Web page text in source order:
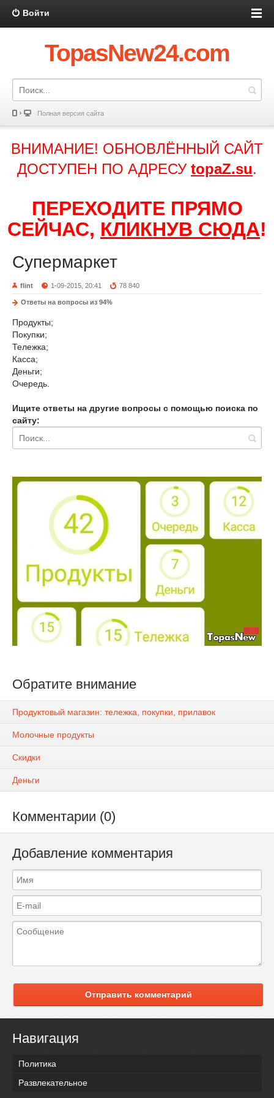
Войти
TopasNew24.com
Полная версия сайта
ВНИМАНИЕ! ОБНОВЛЁННЫЙ САЙТ
ДОСТУПЕН ПО АДРЕСУ topaZ.su.
ПЕРЕХОДИТЕ ПРЯМО
СЕЙЧАС, КЛИКНУВ СЮДА!
Супермаркет
flint 1-09-2015, 20:41 78 840
Ответы на вопросы из 94%
Продукты;
Покупки;
Тележка;
Касса;
Деньги;
Очередь.
Ищите ответы на другие вопросы с помощью поиска по
сайту:
Обратите внимание
Продуктовый магазин: тележка, покупки, прилавок
Молочные продукты
Скидки
Деньги
Комментарии (0)
Добавление комментария
Отправить комментарий
Навигация
Политика
Развлекательное